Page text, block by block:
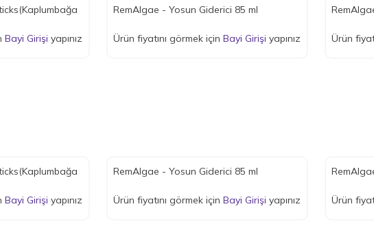
Bayi Girişi yapınız
RemAlgae - Yosun Giderici 85 ml
Ürün fiyatını görmek için Bayi Girişi yapınız Ürün
Bayi Girişi yapınız
RemAlgae - Yosun Giderici 85 ml
Ürün fiyatını görmek için Bayi Girişi yapınız Ürün